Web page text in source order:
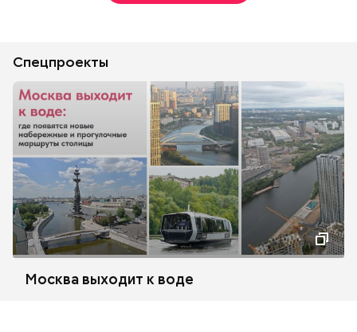
Спецпроекты
Москва выходит к воде